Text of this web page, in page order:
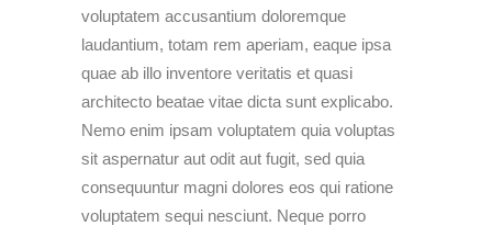
voluptatem accusantium doloremque
laudantium, totam rem aperiam, eaque ipsa
quae ab illo inventore veritatis et quasi
architecto beatae vitae dicta sunt explicabo.
Nemo enim ipsam voluptatem quia voluptas
sit aspernatur aut odit aut fugit, sed quia
consequuntur magni dolores eos qui ratione
voluptatem sequi nesciunt. Neque porro